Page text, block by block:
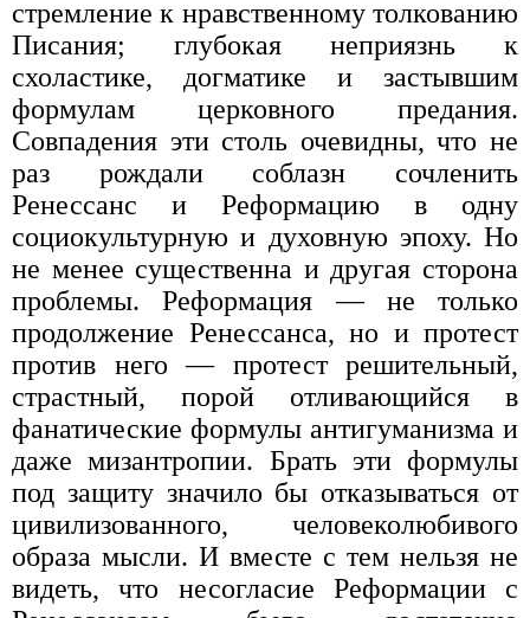
стремление к нравственному толкованию
Писания; глубокая неприязнь к
схоластике, догматике и застывшим
формулам церковного предания.
Совпадения эти столь очевидны, что не
раз рождали соблазн сочленить
Ренессанс и Реформацию в одну
социокультурную и духовную эпоху. Но
не менее существенна и другая сторона
проблемы. Реформация — не только
продолжение Ренессанса, но и протест
против него — протест решительный,
страстный, порой отливающийся в
фанатические формулы антигуманизма и
даже мизантропии. Брать эти формулы
под защиту значило бы отказываться от
цивилизованного, человеколюбивого
образа мысли. И вместе с тем нельзя не
видеть, что несогласие Реформации с